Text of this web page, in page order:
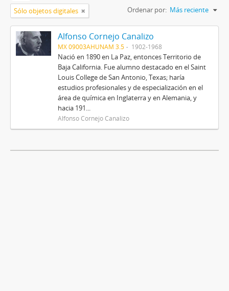
Sólo objetos digitales Ordenar por: Más reciente
Alfonso Cornejo Canalizo
MX 09003AHUNAM 3.5 1902-1968
Nació en 1890 en La Paz, entonces Territorio de
Baja California. Fue alumno destacado en el Saint
Louis College de San Antonio, Texas; haría
estudios profesionales y de especialización en el
área de química en Inglaterra y en Alemania, y
hacia 191...
Alfonso Cornejo Canalizo